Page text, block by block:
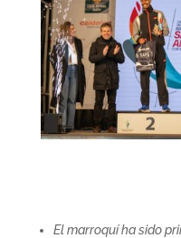
El marroquí ha sido